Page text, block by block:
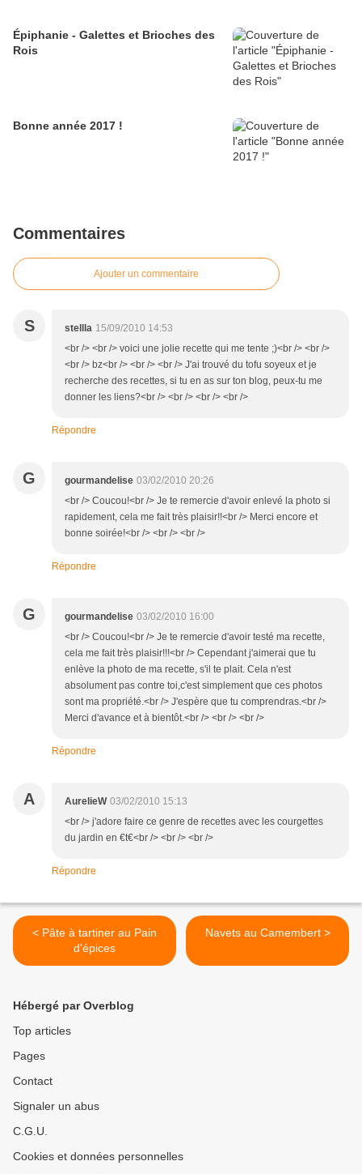
Épiphanie - Galettes et Brioches des
Rois
Bonne année 2017 !
Commentaires
Ajouter un commentaire
S stellla 15/09/2010 14:53
<br /> <br /> voici une jolie recette qui me tente ;)<br /> <br />
<br /> bz<br /> <br /> <br /> J'ai trouvé du tofu soyeux et je
recherche des recettes, si tu en as sur ton blog, peux-tu me
donner les liens?<br /> <br /> <br /> <br />
Répondre
G gourmandelise 03/02/2010 20:26
<br /> Coucou!<br /> Je te remercie d'avoir enlevé la photo si
rapidement, cela me fait très plaisir!!<br /> Merci encore et
bonne soirée!<br /> <br /> <br />
Répondre
G gourmandelise 03/02/2010 16:00
<br /> Coucou!<br /> Je te remercie d'avoir testé ma recette,
cela me fait très plaisir!!!<br /> Cependant j'aimerai que tu
enlève la photo de ma recette, s'il te plait. Cela n'est
absolument pas contre toi,c'est simplement que ces photos
sont ma propriété.<br /> J'espère que tu comprendras.<br />
Merci d'avance et à bientôt.<br /> <br /> <br />
Répondre
A AurelieW 03/02/2010 15:13
<br /> j'adore faire ce genre de recettes avec les courgettes
du jardin en €t€<br /> <br /> <br />
Répondre
< Pâte à tartiner au Pain
d'épices
Navets au Camembert >
Hébergé par Overblog
Top articles
Pages
Contact
Signaler un abus
C.G.U.
Cookies et données personnelles